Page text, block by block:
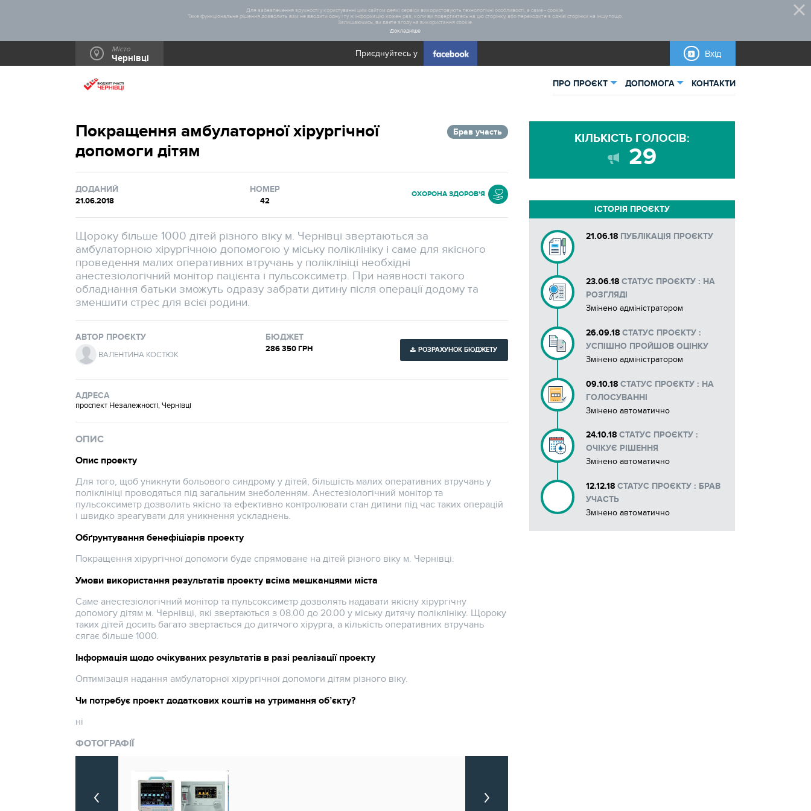
Для забезпечення зручності у користуванні цим сайтом деякі сервіси використовують технологічні особливості, а саме - cookie.
Таке функціональне рішення дозволить вам не вводити одну і ту ж інформацію кожен раз, коли ви повертаєтесь на цю сторінку, або переходите з однієї сторінки на іншу тощо.
Залишаючись, ви даєте згоду на використання cookie.
Докладніше
Місто
Чернівці Приєднуйтесь у Вхід
ПРО ПРОЄКТ ДОПОМОГА
Нормативно-правова база
Бланки для завантаження
Макети рекламних матеріалів
КОНТАКТИ
Покращення амбулаторної хірургічної
допомоги дітям
Брав участь
ДОДАНИЙ
21.06.2018
НОМЕР
42
ОХОРОНА ЗДОРОВ'Я
Щороку більше 1000 дітей різного віку м. Чернівці звертаються за
амбулаторною хірургічною допомогою у міську поліклініку і саме для якісного
проведення малих оперативних втручань у поліклініці необхідні
анестезіологічний монітор пацієнта і пульсоксиметр. При наявності такого
обладнання батьки зможуть одразу забрати дитину після операції додому та
зменшити стрес для всієї родини.
АВТОР ПРОЄКТУ
ВАЛЕНТИНА КОСТЮК
БЮДЖЕТ
286 350 ГРН РОЗРАХУНОК БЮДЖЕТУ
АДРЕСА
проспект Незалежності, Чернівці
ОПИС
Опис проекту
Для того, щоб уникнути больового синдрому у дітей, більшість малих оперативних втручань у
поліклініці проводяться під загальним знеболенням. Анестезіологічний монітор та
пульсоксиметр дозволить якісно та ефективно контролювати стан дитини під час таких операцій
і швидко зреагувати для уникнення ускладнень.
Обґрунтування бенефіціарів проекту
Покращення хірургічної допомоги буде спрямоване на дітей різного віку м. Чернівці.
Умови використання результатів проекту всіма мешканцями міста
Саме анестезіологічний монітор та пульсоксиметр дозволять надавати якісну хірургічну
допомогу дітям м. Чернівці, які звертаються з 08.00 до 20.00 у міську дитячу поліклініку. Щороку
таких дітей досить багато звертається до дитячого хірурга, а кількість оперативних втручань
сягає більше 1000.
Інформація щодо очікуваних результатів в разі реалізації проекту
Оптимізація надання амбулаторної хірургічної допомоги дітям різного віку.
Чи потребує проект додаткових коштів на утримання об’єкту?
ні
ФОТОГРАФІЇ
КІЛЬКІСТЬ ГОЛОСІВ:
29
ІСТОРІЯ ПРОЄКТУ
21.06.18 ПУБЛІКАЦІЯ ПРОЄКТУ
23.06.18 СТАТУС ПРОЄКТУ : НА
РОЗГЛЯДІ
Змінено адміністратором
26.09.18 СТАТУС ПРОЄКТУ :
УСПІШНО ПРОЙШОВ ОЦІНКУ
Змінено адміністратором
09.10.18 СТАТУС ПРОЄКТУ : НА
ГОЛОСУВАННІ
Змінено автоматично
24.10.18 СТАТУС ПРОЄКТУ :
ОЧІКУЄ РІШЕННЯ
Змінено автоматично
12.12.18 СТАТУС ПРОЄКТУ : БРАВ
УЧАСТЬ
Змінено автоматично